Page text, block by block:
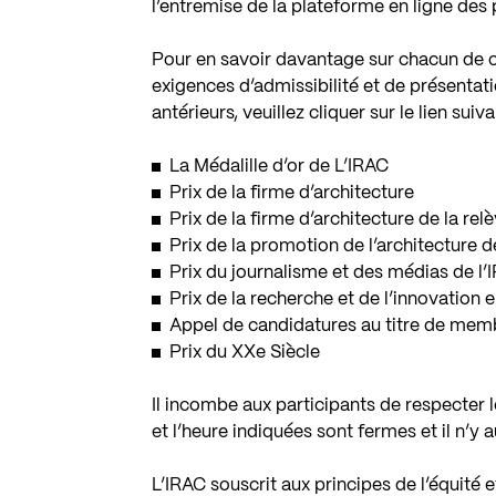
l’entremise de la plateforme en ligne des
Pour en savoir davantage sur chacun de
exigences d’admissibilité et de
antérieurs, veuillez cliquer sur le lien
La Médalille d’or de L’IRAC
Prix de la firme d’architecture
Prix de la firme d’architecture de la
Prix de la promotion de l’architecture
Prix du journalisme et des médias de
Prix de la recherche et de l’innovation
Appel de candidatures au titre de
Prix du XXe Siècle
Il incombe aux participants de
et l’heure indiquées sont fermes et il n’y
L’IRAC souscrit aux principes de